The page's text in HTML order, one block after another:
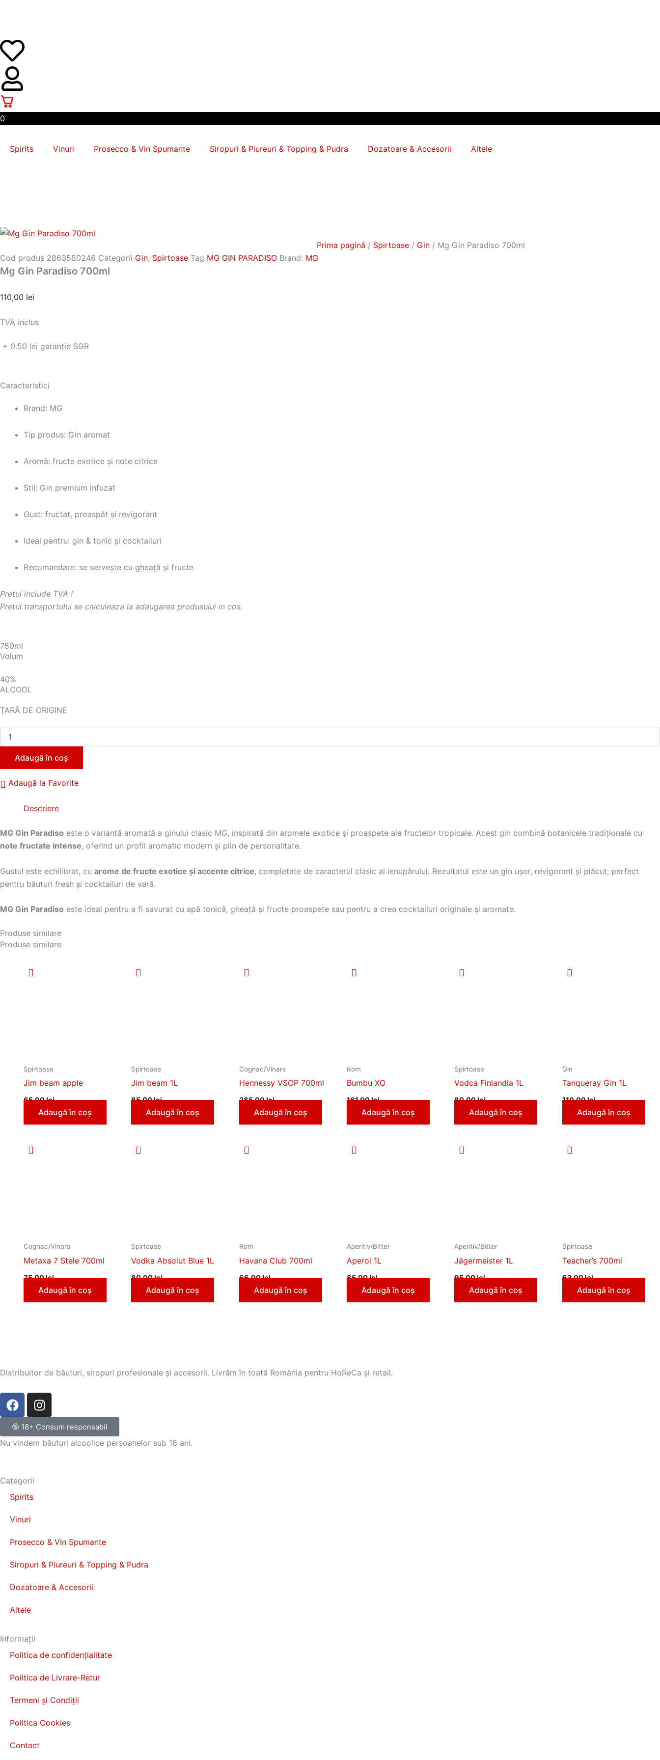
0
Spirits Vinuri Prosecco & Vin Spumante Siropuri & Piureuri & Topping & Pudra Dozatoare & Accesorii Altele
Prima pagină / Spirtoase / Gin / Mg Gin Paradiso 700ml
Cod produs 2863580246 Categorii Gin, Spirtoase Tag MG GIN PARADISO Brand: MG
Mg Gin Paradiso 700ml
110,00 lei
TVA inclus
+ 0.50 lei garanție SGR
Caracteristici
Brand: MG
Tip produs: Gin aromat
Aromă: fructe exotice și note citrice
Stil: Gin premium infuzat
Gust: fructat, proaspăt și revigorant
Ideal pentru: gin & tonic și cocktailuri
Recomandare: se servește cu gheață și fructe
Pretul include TVA !
Pretul transportului se calculeaza la adaugarea produsului in cos.
750ml
Volum
40%
ALCOOL
ȚARĂ DE ORIGINE
Paradiso
700ml
Adaugă în coș
Adaugă la Favorite
Descriere
MG Gin Paradiso este o variantă aromată a ginului clasic MG, inspirată din aromele exotice și proaspete ale fructelor tropicale. Acest gin combină botanicele tradiționale cu
note fructate intense, oferind un profil aromatic modern și plin de personalitate.
Gustul este echilibrat, cu arome de fructe exotice și accente citrice, completate de caracterul clasic al ienupărului. Rezultatul este un gin ușor, revigorant și plăcut, perfect
pentru băuturi fresh și cocktailuri de vară.
MG Gin Paradiso este ideal pentru a fi savurat cu apă tonică, gheață și fructe proaspete sau pentru a crea cocktailuri originale și aromate.
Produse similare
Produse similare
Spirtoase
Jim beam apple
65,00lei
Adaugă în coș
Spirtoase
Jim beam 1L
85,00lei
Adaugă în coș
Cognac/Vinars
Hennessy VSOP 700ml
285,00lei
Adaugă în coș
Rom
Bumbu XO
161,00lei
Adaugă în coș
Spirtoase
Vodca Finlandia 1L
80,00lei
Adaugă în coș
Gin
Tanqueray Gin 1L
110,00lei
Adaugă în coș
Cognac/Vinars
Metaxa 7 Stele 700ml
75,00lei
Adaugă în coș
Spirtoase
Vodka Absolut Blue 1L
80,00lei
Adaugă în coș
Rom
Havana Club 700ml
66,00lei
Adaugă în coș
Aperitiv/Bitter
Aperol 1L
85,00lei
Adaugă în coș
Aperitiv/Bitter
Jägermeister 1L
95,00lei
Adaugă în coș
Spirtoase
Teacher’s 700ml
63,00lei
Adaugă în coș
Distribuitor de băuturi, siropuri profesionale și accesorii. Livrăm în toată România pentru HoReCa și retail.
F
a
c
e
b
k
I
n
s
t
a
🔞 18+ Consum responsabil
Nu vindem băuturi alcoolice persoanelor sub 18 ani.
Categorii
Spirits
Vinuri
Prosecco & Vin Spumante
Siropuri & Piureuri & Topping & Pudra
Dozatoare & Accesorii
Altele
Informații
Politica de confidențialitate
Politica de Livrare-Retur
Termeni și Condiții
Politica Cookies
Contact